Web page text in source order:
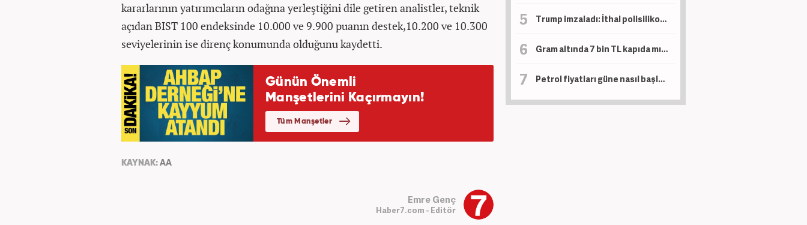
kararlarının yatırımcıların odağına yerleştiğini dile getiren analistler, teknik
açıdan BIST 100 endeksinde 10.000 ve 9.900 puanın destek,10.200 ve 10.300
seviyelerinin ise direnç konumunda olduğunu kaydetti.
KAYNAK: AA
Emre Genç
Haber7.com - Editör
Trump imzaladı: İthal polisilikon türevlerine yüzde 15 tarife uygulanacak!
Gram altında 7 bin TL kapıda mı? İşte o kritik senaryo!
Petrol fiyatları güne nasıl başladı? Milyonların gözü bu veride!